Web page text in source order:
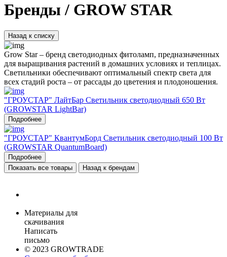
Бренды / GROW STAR
Назад к списку
Grow Star – бренд светодиодных фитоламп, предназначенных
для выращивания растений в домашних условиях и теплицах.
Светильники обеспечивают оптимальный спектр света для
всех стадий роста – от рассады до цветения и плодоношения.
"ГРОУСТАР" ЛайтБар Светильник светодиодный 650 Вт
(GROWSTAR LightBar)
Подробнее
"ГРОУСТАР" КвантумБорд Светильник светодиодный 100 Вт
(GROWSTAR QuantumBoard)
Подробнее
Показать все товары
Назад к брендам
Материалы для
скачивания
Написать
письмо
© 2023 GROWTRADE